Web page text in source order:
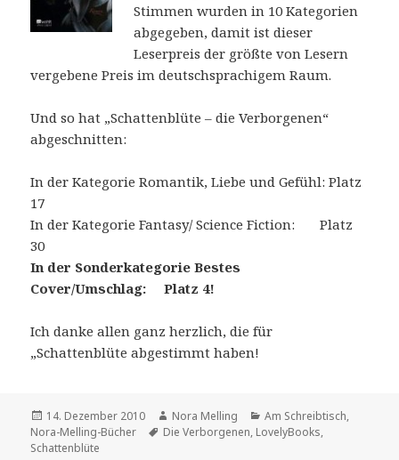
Stimmen wurden in 10 Kategorien
abgegeben, damit ist dieser
Leserpreis der größte von Lesern
vergebene Preis im deutschsprachigem Raum.
Und so hat „Schattenblüte – die Verborgenen“
abgeschnitten:
In der Kategorie Romantik, Liebe und Gefühl: Platz
17
In der Kategorie Fantasy/ Science Fiction: Platz
30
In der Sonderkategorie Bestes
Cover/Umschlag: Platz 4!
Ich danke allen ganz herzlich, die für
„Schattenblüte abgestimmt haben!
Veröffentlicht
am
14. Dezember 2010 Autor
Nora Melling Kategorien
Am Schreibtisch,
Nora-Melling-Bücher
Schlagwörter
Die Verborgenen, LovelyBooks,
Schattenblüte